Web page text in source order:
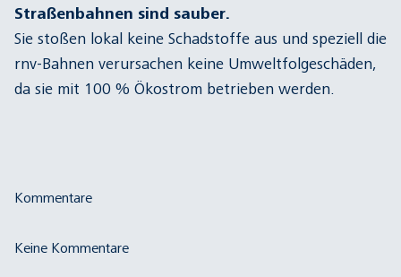
Straßenbahnen sind sauber.
Sie stoßen lokal keine Schadstoffe aus und speziell die
rnv-Bahnen verursachen keine Umweltfolgeschäden,
da sie mit 100 % Ökostrom betrieben werden.
Kommentare
Keine Kommentare